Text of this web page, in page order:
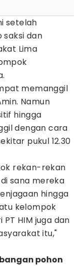
setelah
dan
Lima
memanggil
Namun
hingga
dengan cara
pukul 12.30
rekan-rekan
sana mereka
hingga
kelompok
HIM juga dan
itu,"
pohon